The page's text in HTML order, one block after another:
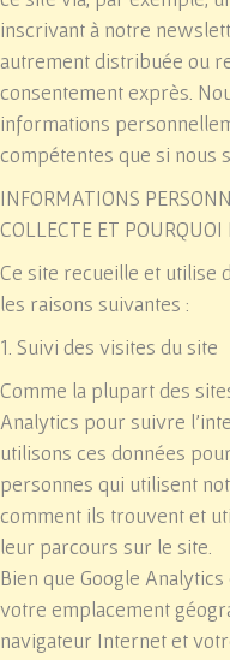
inscrivant à notre
autrement distribuée ou
consentement exprès.
informations
compétentes que si nous
INFORMATIONS
COLLECTE ET
Ce site recueille et utilise
les raisons suivantes :
1. Suivi des visites du site
Comme la plupart des
Analytics pour suivre
utilisons ces données
personnes qui utilisent
comment ils trouvent et
leur parcours sur le site.
Bien que Google
votre emplacement
navigateur Internet et